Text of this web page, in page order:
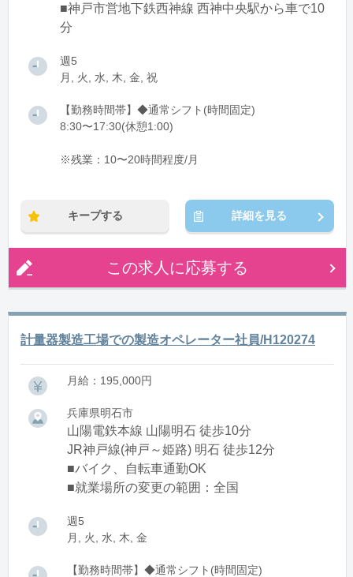
■神戸市営地下鉄西神線 西神中央駅から車で10
分
週5
月, 火, 水, 木, 金, 祝
【勤務時間帯】◆通常シフト(時間固定)
8:30〜17:30(休憩1:00)
※残業：10〜20時間程度/月
キープする 詳細を見る
この求人に応募する
計量器製造工場での製造オペレーター社員/H120274
月給：195,000円
兵庫県明石市
山陽電鉄本線 山陽明石 徒歩10分
JR神戸線(神戸～姫路) 明石 徒歩12分
■バイク、自転車通勤OK
■就業場所の変更の範囲：全国
週5
月, 火, 水, 木, 金
【勤務時間帯】◆通常シフト(時間固定)